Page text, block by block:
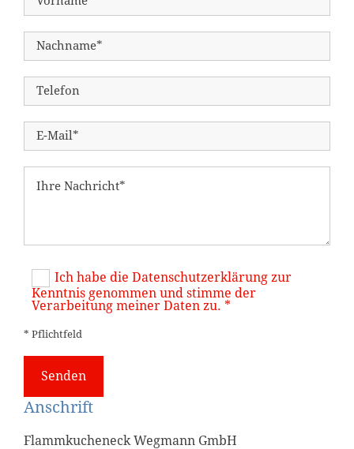
Ich habe die Datenschutzerklärung zur
Kenntnis genommen und stimme der
Verarbeitung meiner Daten zu. *
* Pflichtfeld
Anschrift
Flammkucheneck Wegmann GmbH